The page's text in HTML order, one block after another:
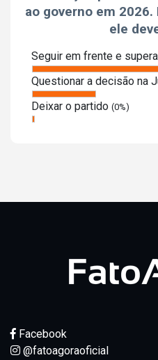
ao governo em 2026.
ele
Seguir em frente e
Questionar a decisão na
Deixar o partido (0%)
Facebook
@fatoagoraoficial